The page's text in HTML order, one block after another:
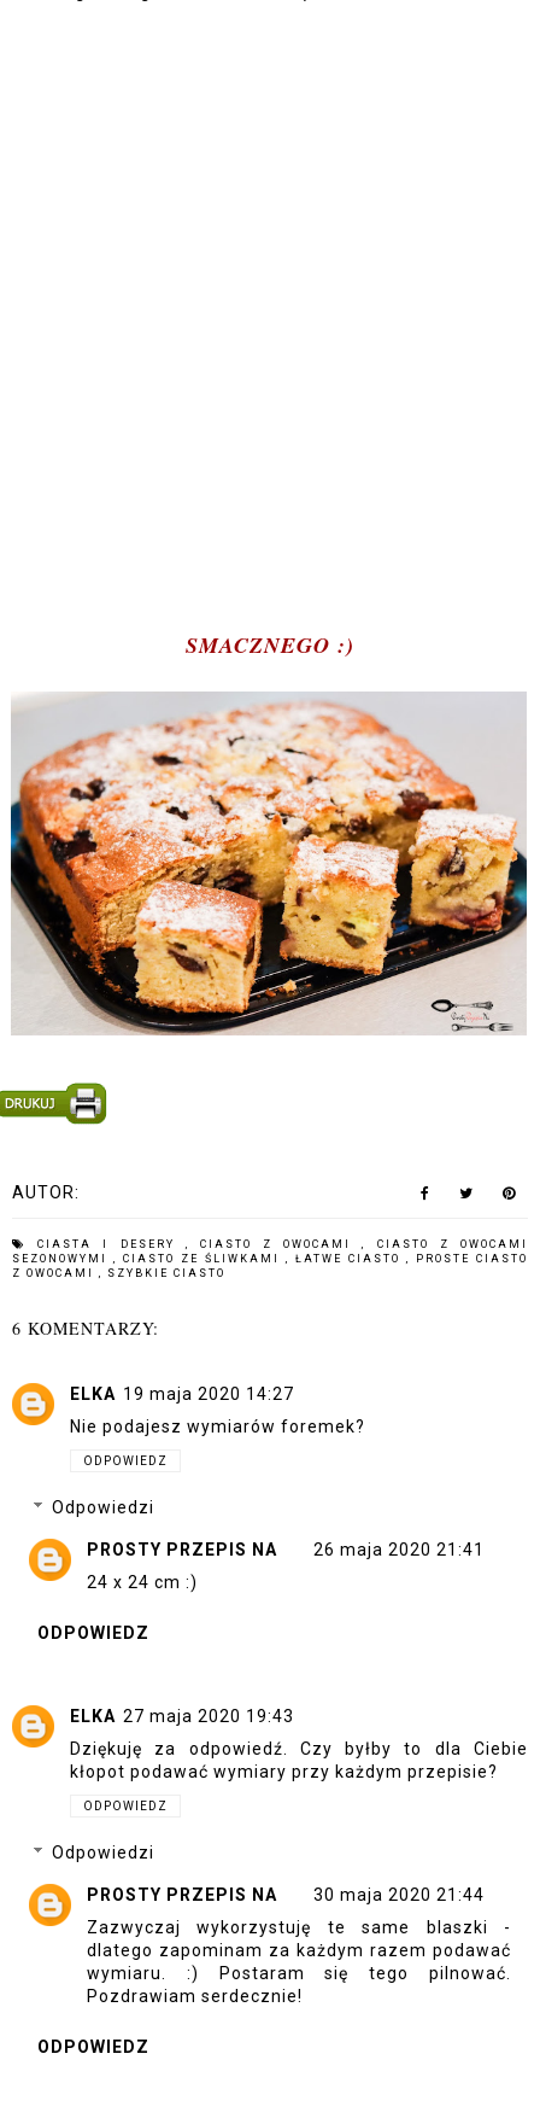
SMACZNEGO :)
AUTOR:
CIASTA I DESERY CIASTO Z OWOCAMI
CIASTO Z OWOCAMI
SEZONOWYMI
CIASTO ZE ŚLIWKAMI ŁATWE CIASTO
PROSTE CIASTO
Z OWOCAMI
SZYBKIE CIASTO
6 KOMENTARZY:
ELKA 19 maja 2020 14:27
Nie podajesz wymiarów foremek?
ODPOWIEDZ
Odpowiedzi
PROSTY PRZEPIS NA
26 maja 2020 21:41
24 x 24 cm :)
ODPOWIEDZ
ELKA 27 maja 2020 19:43
Dziękuję za odpowiedź. Czy byłby to dla Ciebie
kłopot podawać wymiary przy każdym przepisie?
ODPOWIEDZ
Odpowiedzi
PROSTY PRZEPIS NA
30 maja 2020 21:44
Zazwyczaj wykorzystuję te same blaszki -
dlatego zapominam za każdym razem podawać
wymiaru. :) Postaram się tego pilnować.
Pozdrawiam serdecznie!
ODPOWIEDZ